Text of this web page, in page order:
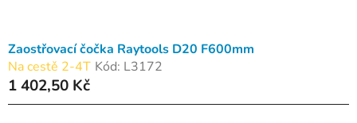
Zaostřovací čočka Raytools D20 F600mm
Na cestě 2-4T Kód: L3172
1 402,50 Kč